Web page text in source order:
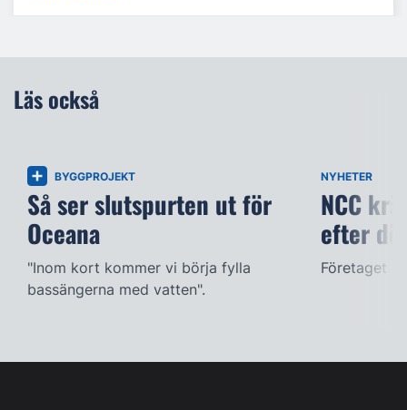
Läs också
BYGGPROJEKT
Så ser slutspurten ut för
Oceana
"Inom kort kommer vi börja fylla
bassängerna med vatten".
NYHETER
NCC
efter
Företaget